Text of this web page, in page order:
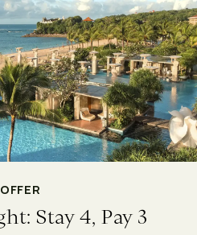
Stay 4, Pay 3